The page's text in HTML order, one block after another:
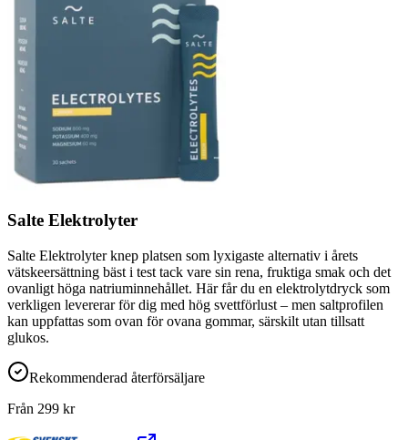
Salte Elektrolyter
Salte Elektrolyter knep platsen som lyxigaste alternativ i årets
vätskeersättning bäst i test tack vare sin rena, fruktiga smak och det
ovanligt höga natriuminnehållet. Här får du en elektrolytdryck som
verkligen levererar för dig med hög svettförlust – men saltprofilen
kan uppfattas som ovan för ovana gommar, särskilt utan tillsatt
glukos.
Rekommenderad återförsäljare
Från 299 kr